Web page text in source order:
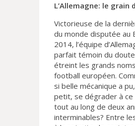
L’Allemagne: le grain
Victorieuse de la
du monde disputée au
2014, l’équipe
parfait témoin du
étreint les grands
football européen.
si belle mécanique a
petit, se dégrader à ce
tout au long de deux
interminables? Entre